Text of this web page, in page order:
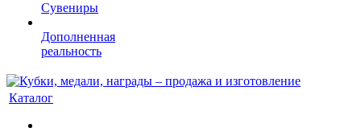
Сувениры
Дополненная
реальность
Каталог